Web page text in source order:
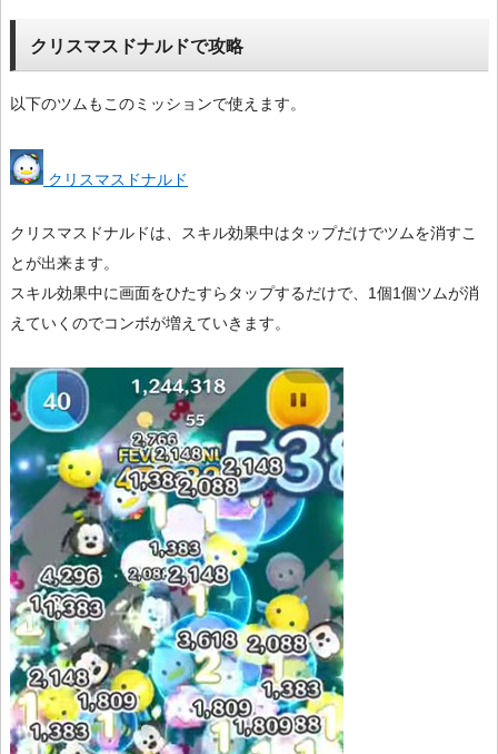
クリスマスドナルドで攻略
以下のツムもこのミッションで使えます。
クリスマスドナルド
クリスマスドナルドは、スキル効果中はタップだけでツムを消すこ
とが出来ます。
スキル効果中に画面をひたすらタップするだけで、1個1個ツムが消
えていくのでコンボが増えていきます。